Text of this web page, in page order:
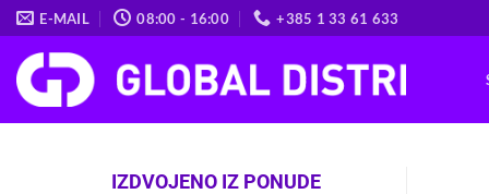
Skip
to
content
E-MAIL 08:00 - 16:00 +385 1 33 61 633
IZDVOJENO IZ PONUDE